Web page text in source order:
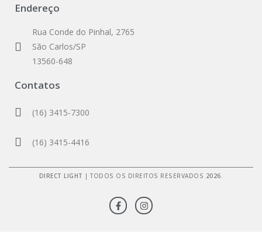
Endereço
Rua Conde do Pinhal, 2765
São Carlos/SP
13560-648
Contatos
(16) 3415-7300
(16) 3415-4416
DIRECT LIGHT | TODOS OS DIREITOS RESERVADOS 2026.